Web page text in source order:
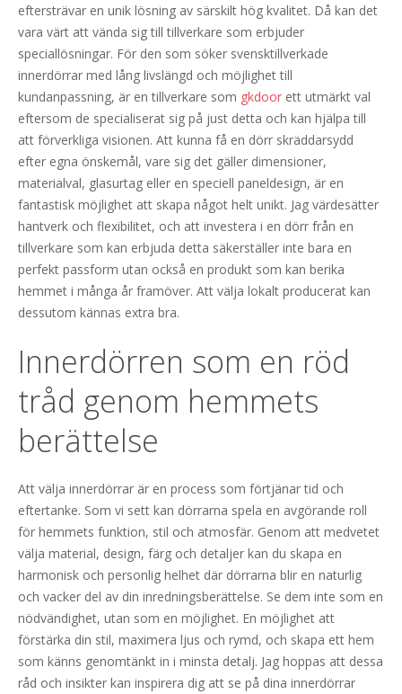
eftersträvar en unik lösning av särskilt hög kvalitet. Då kan det
vara värt att vända sig till tillverkare som erbjuder
speciallösningar. För den som söker svensktillverkade
innerdörrar med lång livslängd och möjlighet till
kundanpassning, är en tillverkare som gkdoor ett utmärkt val
eftersom de specialiserat sig på just detta och kan hjälpa till
att förverkliga visionen. Att kunna få en dörr skräddarsydd
efter egna önskemål, vare sig det gäller dimensioner,
materialval, glasurtag eller en speciell paneldesign, är en
fantastisk möjlighet att skapa något helt unikt. Jag värdesätter
hantverk och flexibilitet, och att investera i en dörr från en
tillverkare som kan erbjuda detta säkerställer inte bara en
perfekt passform utan också en produkt som kan berika
hemmet i många år framöver. Att välja lokalt producerat kan
dessutom kännas extra bra.
Innerdörren som en röd
tråd genom hemmets
berättelse
Att välja innerdörrar är en process som förtjänar tid och
eftertanke. Som vi sett kan dörrarna spela en avgörande roll
för hemmets funktion, stil och atmosfär. Genom att medvetet
välja material, design, färg och detaljer kan du skapa en
harmonisk och personlig helhet där dörrarna blir en naturlig
och vacker del av din inredningsberättelse. Se dem inte som en
nödvändighet, utan som en möjlighet. En möjlighet att
förstärka din stil, maximera ljus och rymd, och skapa ett hem
som känns genomtänkt in i minsta detalj. Jag hoppas att dessa
råd och insikter kan inspirera dig att se på dina innerdörrar